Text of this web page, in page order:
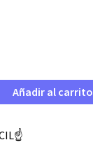
Añadir al carrito